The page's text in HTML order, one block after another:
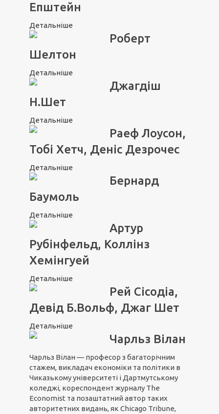
Епштейн
Детальніше
Роберт
Шелтон
Детальніше
Джагдіш
Н.Шет
Детальніше
Раеф Лоусон,
Тобі Хетч, Деніс Дезрочес
Детальніше
Бернард
Баумоль
Детальніше
Артур
Рубінфельд, Коллінз
Хемінгуей
Детальніше
Рей Сісодіа,
Девід Б.Вольф, Джаг Шет
Детальніше
Чарльз Вілан
Чарльз Вілан — професор з багаторічним
стажем, викладач економіки та політики в
Чиказькому університеті і Дартмутському
коледжі, кореспондент журналу The
Economist та позаштатний автор таких
авторитетних видань, як Chicago Tribune,